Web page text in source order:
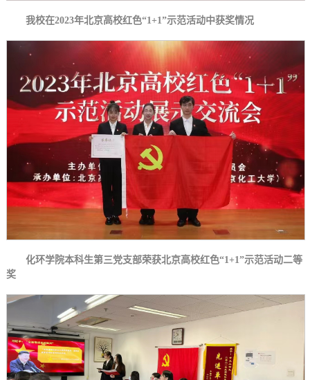
我校在2023年北京高校红色“1+1”示范活动中获奖情况
化环学院本科生第三党支部荣获北京高校红色“1+1”示范活动二等
奖